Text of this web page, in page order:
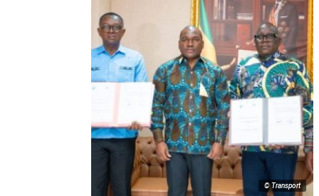
© Transport